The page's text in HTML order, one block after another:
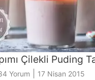
Çilekli Puding
Yorum 17 Nisan 2015